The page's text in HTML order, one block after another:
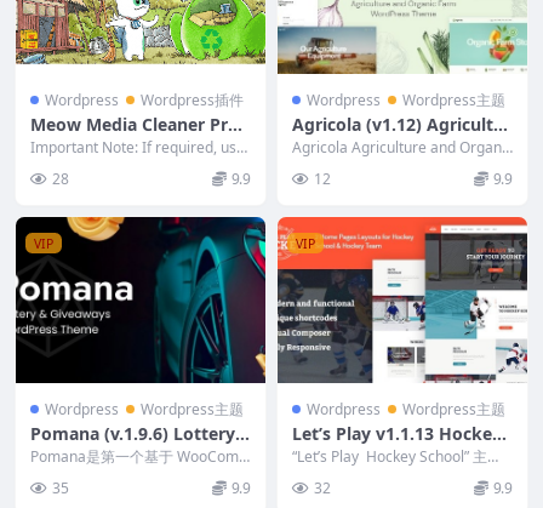
Wordpress Wordpress插件
Meow Media Cleaner Pro
(v6.8.5) Clean your WordP
Important Note: If required, use
28 9.9
Wordpress Wordpress主题
Agricola (v1.12) Agricultur
e and Organic Farm Word
Agricola Agriculture and Organic
12 9.9
VIP
Wordpress Wordpress主题
Pomana (v.1.9.6) Lottery
& Giveaways WordPress T
heme
Pomana是第一个基于 WooCom
merce 的主题，专为彩票、赠品
或抽奖活...
35 9.9
VIP
Wordpress Wordpress主题
Let’s Play v1.1.13 Hockey
School & Sport WordPress
Theme
“Let’s Play Hockey School” 主
32 9.9